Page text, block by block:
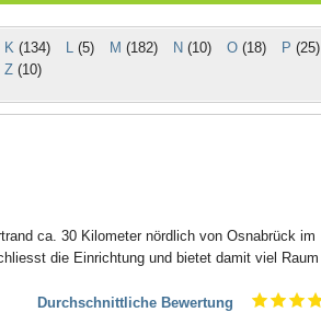
K(134) L(5) M (182) N (10) O(18) P (25)
Z (10)
ca. 30 Kilometer nördlich von Osnabrück im
die Einrichtung und bietet damit viel Raum
Durchschnittliche Bewertung